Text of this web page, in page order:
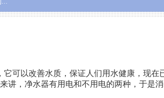
可以改善水质，保证人们用水健康，现
讲，净水器有用电和不用电的两种，于是